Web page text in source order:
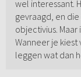
wel interessant.
gevraagd, en
objectivius.
Wanneer je
leggen wat dan